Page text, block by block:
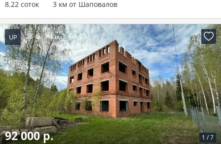
8.22 соток 3 км от Шаповалов
UP 22 часа назад
1 /7
92 000 р.